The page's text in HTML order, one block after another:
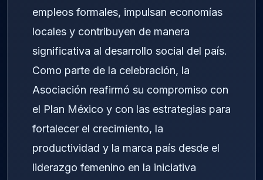
empleos formales, impulsan economías
locales y contribuyen de manera
significativa al desarrollo social del país.
Como parte de la celebración, la
Asociación reafirmó su compromiso con
el Plan México y con las estrategias para
fortalecer el crecimiento, la
productividad y la marca país desde el
liderazgo femenino en la iniciativa